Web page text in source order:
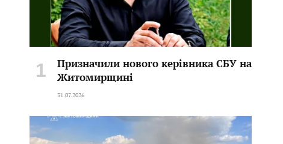
Призначили нового керівника СБУ на
Житомирщині
31.07.2026